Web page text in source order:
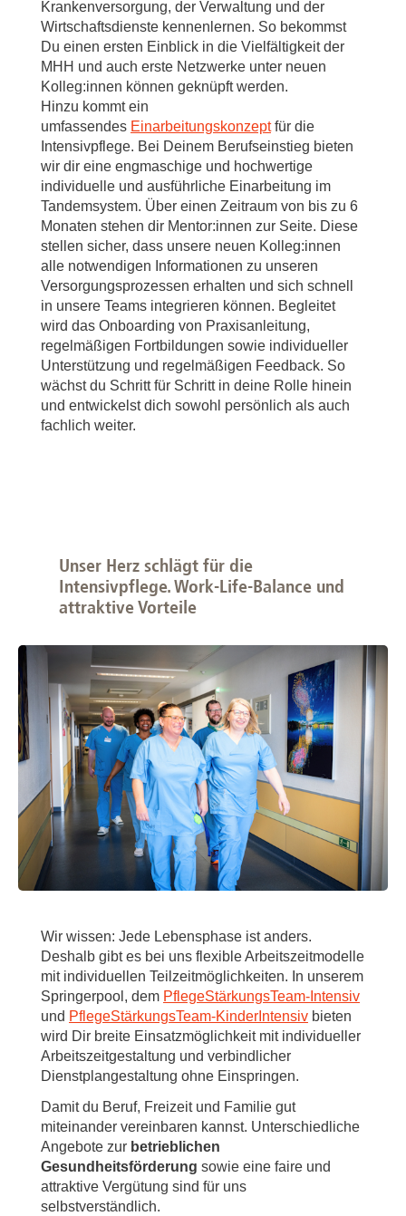
Krankenversorgung, der Verwaltung und der
Wirtschaftsdienste kennenlernen. So bekommst
Du einen ersten Einblick in die Vielfältigkeit der
MHH und auch erste Netzwerke unter neuen
Kolleg:innen können geknüpft werden.
Hinzu kommt ein
umfassendes Einarbeitungskonzeptfür die
Intensivpflege. Bei Deinem Berufseinstieg bieten
wir dir eine engmaschige und hochwertige
individuelle und ausführliche Einarbeitung im
Tandemsystem. Über einen Zeitraum von bis zu 6
Monaten stehen dir Mentor:innen zur Seite. Diese
stellen sicher, dass unsere neuen Kolleg:innen
alle notwendigen Informationen zu unseren
Versorgungsprozessen erhalten und sich schnell
in unsere Teams integrieren können. Begleitet
wird das Onboarding von Praxisanleitung,
regelmäßigen Fortbildungen sowie individueller
Unterstützung und regelmäßigen Feedback. So
wächst du Schritt für Schritt in deine Rolle hinein
und entwickelst dich sowohl persönlich als auch
fachlich weiter.
Unser Herz schlägt für die
Intensivpflege. Work-Life-Balance und
attraktive Vorteile
Wir wissen: Jede Lebensphase ist anders.
Deshalb gibt es bei uns flexible Arbeitszeitmodelle
mit individuellen Teilzeitmöglichkeiten. In unserem
Springerpool, dem PflegeStärkungsTeam-Intensiv
und PflegeStärkungsTeam-KinderIntensiv bieten
wird Dir breite Einsatzmöglichkeit mit individueller
Arbeitszeitgestaltung und verbindlicher
Dienstplangestaltung ohne Einspringen.
Damit du Beruf, Freizeit und Familie gut
miteinander vereinbaren kannst. Unterschiedliche
Angebote zur betrieblichen
Gesundheitsförderung sowie eine faire und
attraktive Vergütung sind für uns
selbstverständlich.